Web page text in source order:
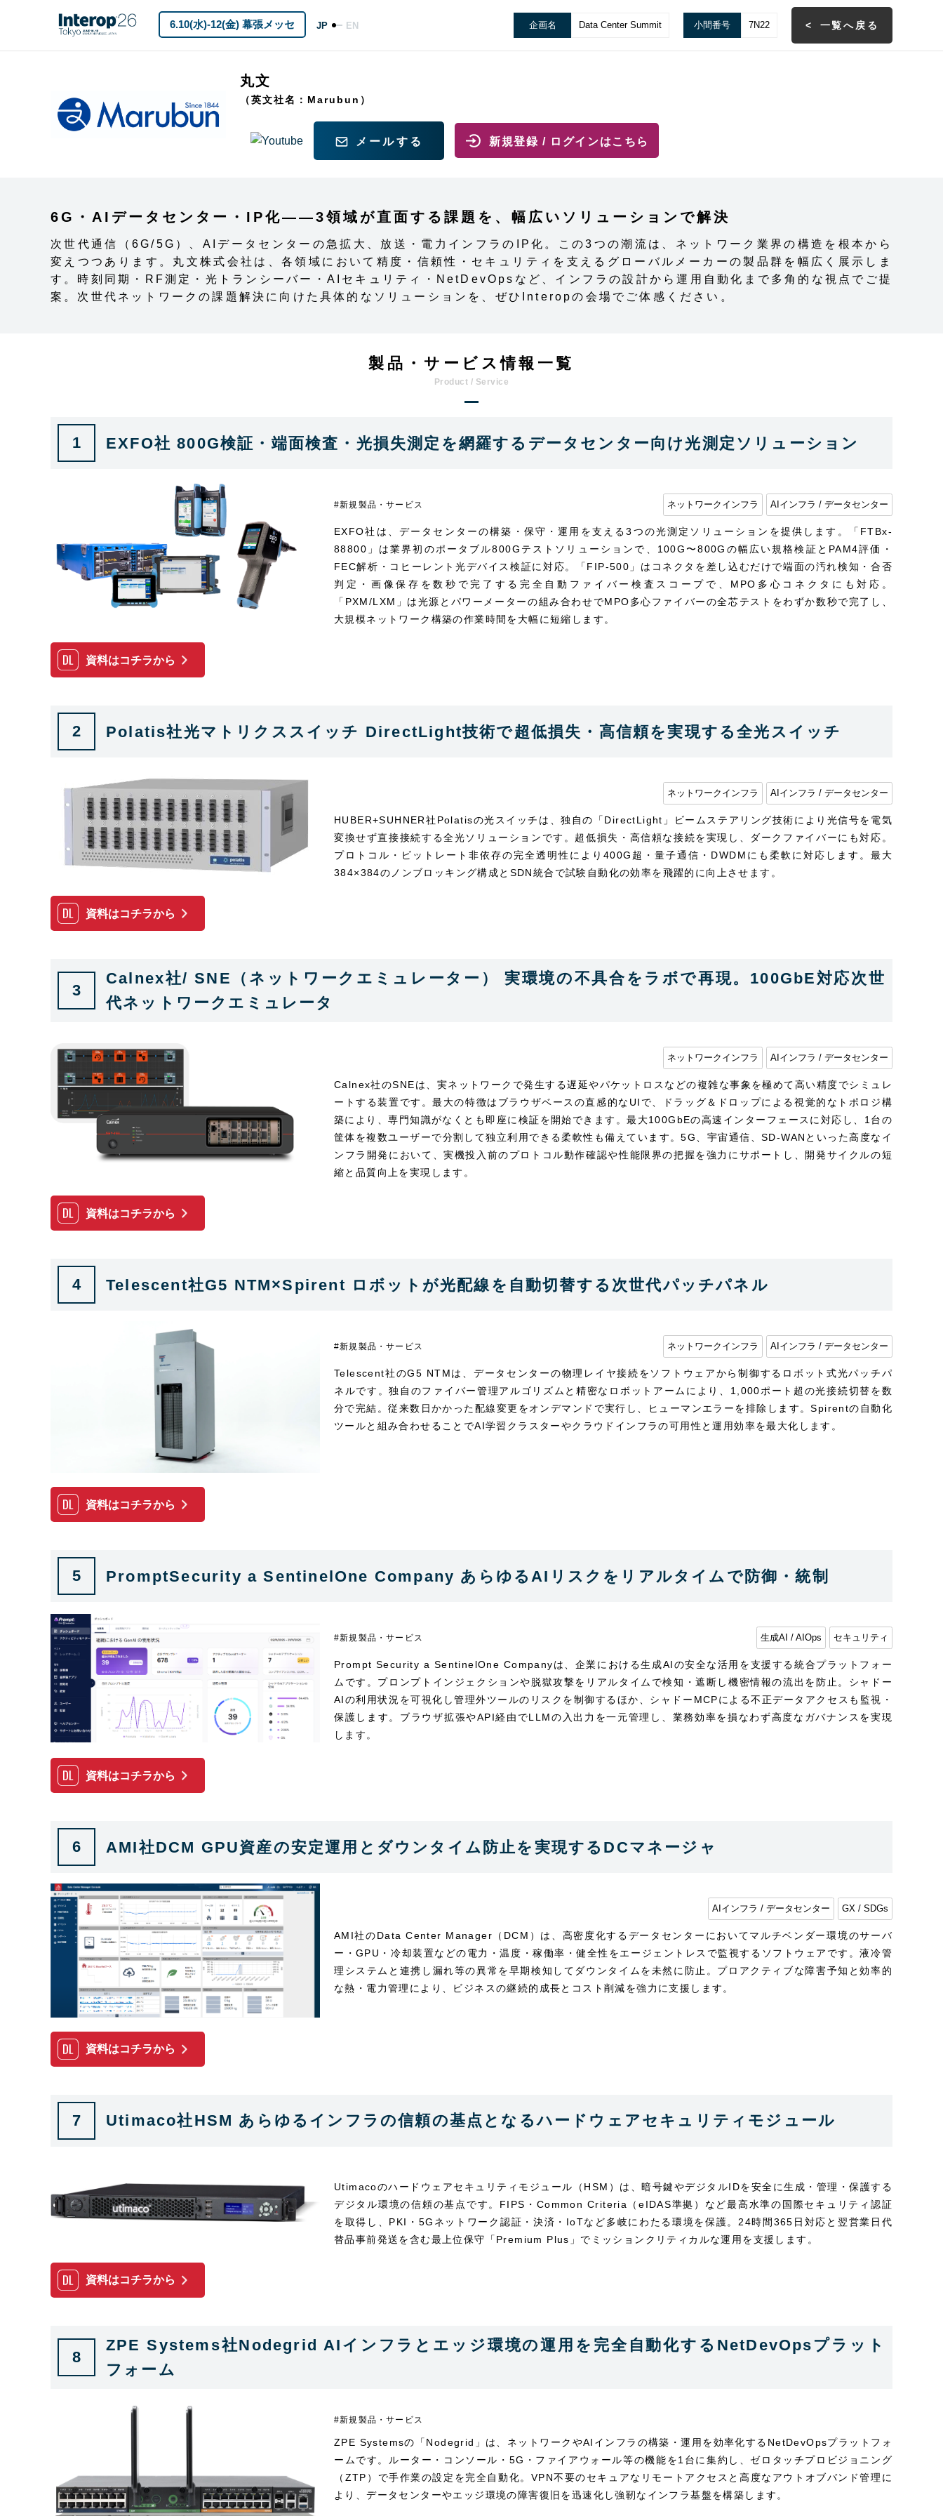
6.10(水)-12(金) 幕張メッセ JP EN 企画名 Data Center Summit 小間番号 7N22 一覧へ戻る
丸文
（英文社名：Marubun）
メールする 新規登録 / ログインはこちら
6G・AIデータセンター・IP化——3領域が直面する課題を、幅広いソリューションで解決
次世代通信（6G/5G）、AIデータセンターの急拡大、放送・電力インフラのIP化。この3つの潮流は、ネットワーク業界の構造を根本から
変えつつあります。丸文株式会社は、各領域において精度・信頼性・セキュリティを支えるグローバルメーカーの製品群を幅広く展示しま
す。時刻同期・RF測定・光トランシーバー・AIセキュリティ・NetDevOpsなど、インフラの設計から運用自動化まで多角的な視点でご提
案。次世代ネットワークの課題解決に向けた具体的なソリューションを、ぜひInteropの会場でご体感ください。
製品・サービス情報一覧
1 EXFO社 800G検証・端面検査・光損失測定を網羅するデータセンター向け光測定ソリューション
#新規製品・サービス ネットワークインフラ AIインフラ / データセンター
EXFO社は、データセンターの構築・保守・運用を支える3つの光測定ソリューションを提供します。「FTBx-
88800」は業界初のポータブル800Gテストソリューションで、100G〜800Gの幅広い規格検証とPAM4評価・
FEC解析・コヒーレント光デバイス検証に対応。「FIP-500」はコネクタを差し込むだけで端面の汚れ検知・合否
判定・画像保存を数秒で完了する完全自動ファイバー検査スコープで、MPO多心コネクタにも対応。
「PXM/LXM」は光源とパワーメーターの組み合わせでMPO多心ファイバーの全芯テストをわずか数秒で完了し、
大規模ネットワーク構築の作業時間を大幅に短縮します。
資料はコチラから
2 Polatis社光マトリクススイッチ DirectLight技術で超低損失・高信頼を実現する全光スイッチ
ネットワークインフラ AIインフラ / データセンター
HUBER+SUHNER社Polatisの光スイッチは、独自の「DirectLight」ビームステアリング技術により光信号を電気
変換せず直接接続する全光ソリューションです。超低損失・高信頼な接続を実現し、ダークファイバーにも対応。
プロトコル・ビットレート非依存の完全透明性により400G超・量子通信・DWDMにも柔軟に対応します。最大
384×384のノンブロッキング構成とSDN統合で試験自動化の効率を飛躍的に向上させます。
資料はコチラから
3
Calnex社/ SNE（ネットワークエミュレーター） 実環境の不具合をラボで再現。100GbE対応次世
代ネットワークエミュレータ
ネットワークインフラ AIインフラ / データセンター
Calnex社のSNEは、実ネットワークで発生する遅延やパケットロスなどの複雑な事象を極めて高い精度でシミュレ
ートする装置です。最大の特徴はブラウザベースの直感的なUIで、ドラッグ＆ドロップによる視覚的なトポロジ構
築により、専門知識がなくとも即座に検証を開始できます。最大100GbEの高速インターフェースに対応し、1台の
筐体を複数ユーザーで分割して独立利用できる柔軟性も備えています。5G、宇宙通信、SD-WANといった高度なイ
ンフラ開発において、実機投入前のプロトコル動作確認や性能限界の把握を強力にサポートし、開発サイクルの短
縮と品質向上を実現します。
資料はコチラから
4 Telescent社G5 NTM×Spirent ロボットが光配線を自動切替する次世代パッチパネル
#新規製品・サービス ネットワークインフラ AIインフラ / データセンター
Telescent社のG5 NTMは、データセンターの物理レイヤ接続をソフトウェアから制御するロボット式光パッチパ
ネルです。独自のファイバー管理アルゴリズムと精密なロボットアームにより、1,000ポート超の光接続切替を数
分で完結。従来数日かかった配線変更をオンデマンドで実行し、ヒューマンエラーを排除します。Spirentの自動化
ツールと組み合わせることでAI学習クラスターやクラウドインフラの可用性と運用効率を最大化します。
資料はコチラから
5 PromptSecurity a SentinelOne Company あらゆるAIリスクをリアルタイムで防御・統制
#新規製品・サービス 生成AI / AIOps セキュリティ
Prompt Security a SentinelOne Companyは、企業における生成AIの安全な活用を支援する統合プラットフォー
ムです。プロンプトインジェクションや脱獄攻撃をリアルタイムで検知・遮断し機密情報の流出を防止。シャドー
AIの利用状況を可視化し管理外ツールのリスクを制御するほか、シャドーMCPによる不正データアクセスも監視・
保護します。ブラウザ拡張やAPI経由でLLMの入出力を一元管理し、業務効率を損なわず高度なガバナンスを実現
します。
資料はコチラから
6 AMI社DCM GPU資産の安定運用とダウンタイム防止を実現するDCマネージャ
AIインフラ / データセンター GX / SDGs
AMI社のData Center Manager（DCM）は、高密度化するデータセンターにおいてマルチベンダー環境のサーバ
ー・GPU・冷却装置などの電力・温度・稼働率・健全性をエージェントレスで監視するソフトウェアです。液冷管
理システムと連携し漏れ等の異常を早期検知してダウンタイムを未然に防止。プロアクティブな障害予知と効率的
な熱・電力管理により、ビジネスの継続的成長とコスト削減を強力に支援します。
資料はコチラから
7 Utimaco社HSM あらゆるインフラの信頼の基点となるハードウェアセキュリティモジュール
Utimacoのハードウェアセキュリティモジュール（HSM）は、暗号鍵やデジタルIDを安全に生成・管理・保護する
デジタル環境の信頼の基点です。FIPS・Common Criteria（eIDAS準拠）など最高水準の国際セキュリティ認証
を取得し、PKI・5Gネットワーク認証・決済・IoTなど多岐にわたる環境を保護。24時間365日対応と翌営業日代
替品事前発送を含む最上位保守「Premium Plus」でミッションクリティカルな運用を支援します。
資料はコチラから
8
ZPE Systems社Nodegrid AIインフラとエッジ環境の運用を完全自動化するNetDevOpsプラット
フォーム
#新規製品・サービス
ZPE Systemsの「Nodegrid」は、ネットワークやAIインフラの構築・運用を効率化するNetDevOpsプラットフォ
ームです。ルーター・コンソール・5G・ファイアウォール等の機能を1台に集約し、ゼロタッチプロビジョニング
（ZTP）で手作業の設定を完全自動化。VPN不要のセキュアなリモートアクセスと高度なアウトオブバンド管理に
より、データセンターやエッジ環境の障害復旧を迅速化し強靭なインフラ基盤を構築します。